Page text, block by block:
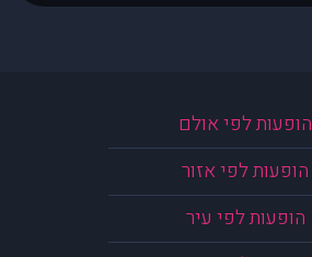
הופעות לפי אולם
הופעות לפי אזור
הופעות לפי עיר